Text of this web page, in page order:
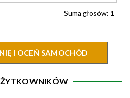
Suma głosów: 1
I OCEŃ SAMOCHÓD